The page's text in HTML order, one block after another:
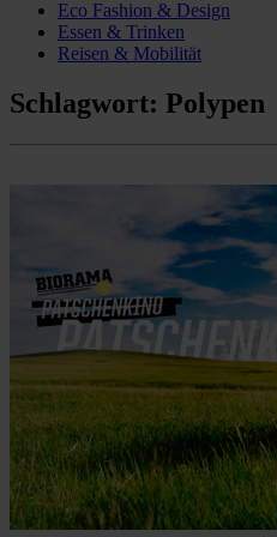
Eco Fashion & Design
Essen & Trinken
Reisen & Mobilität
Schlagwort: Polypen